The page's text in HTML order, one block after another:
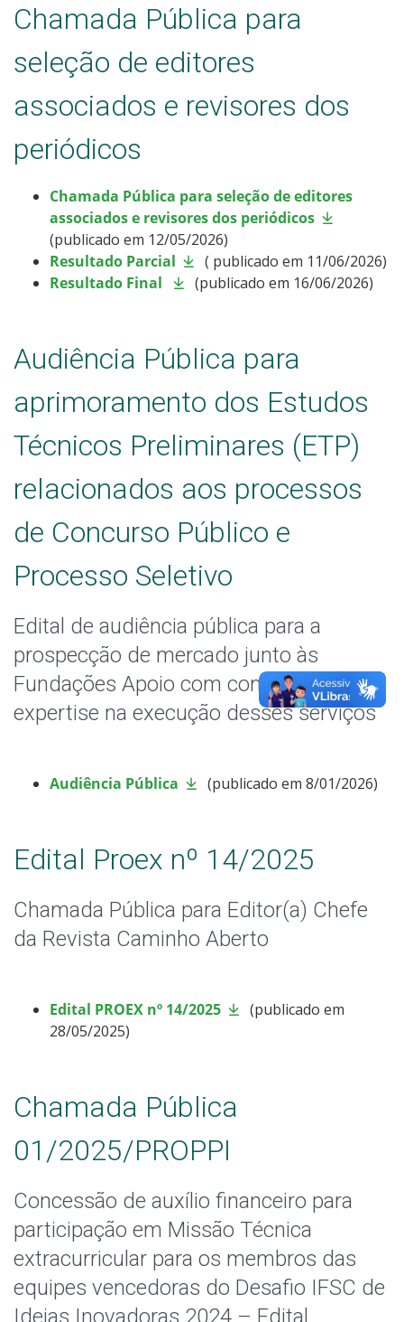
Chamada Pública para
seleção de editores
associados e revisores dos
periódicos
Chamada Pública para seleção de editores
associados e revisores dos periódicos
(publicado em 12/05/2026)
Resultado Parcial
( publicado em 11/06/2026)
Resultado Final
(publicado em 16/06/2026)
Audiência Pública para
aprimoramento dos Estudos
Técnicos Preliminares (ETP)
relacionados aos processos
de Concurso Público e
Processo Seletivo
Edital de audiência pública para a
prospecção de mercado junto às
Fundações Apoio com comprovada
expertise na execução desses serviços
Audiência Pública (publicado em 8/01/2026)
Edital Proex nº 14/2025
Chamada Pública para Editor(a) Chefe
da Revista Caminho Aberto
Edital PROEX nº 14/2025
(publicado em
28/05/2025)
Chamada Pública
01/2025/PROPPI
Concessão de auxílio financeiro para
participação em Missão Técnica
extracurricular para os membros das
equipes vencedoras do Desafio IFSC de
Ideias Inovadoras 2024 – Edital